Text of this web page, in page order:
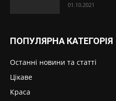
01.10.2021
ПОПУЛЯРНА КАТЕГОРІЯ
Останні новини та статті
Цікаве
Краса